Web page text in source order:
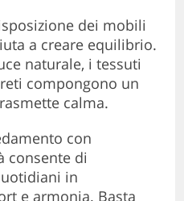
dei mobili
a creare equilibrio.
naturale, i tessuti
compongono un
calma.
con
consente di
in
e armonia. Basta